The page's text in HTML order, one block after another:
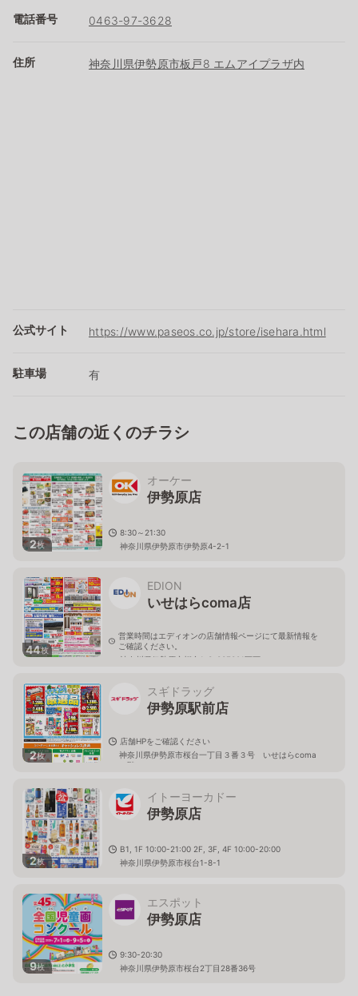
電話番号 0463-97-3628
住所 神奈川県伊勢原市板戸8 エムアイプラザ内
公式サイト https://www.paseos.co.jp/store/isehara.html
駐車場 有
この店舗の近くのチラシ
2枚
オーケー
伊勢原店
8:30～21:30
神奈川県伊勢原市伊勢原4-2-1
44枚
EDION
いせはらcoma店
営業時間はエディオンの店舗情報ページにて最新情報を
ご確認ください。
神奈川県伊勢原市桜台1-3-33F301区画
2枚
スギドラッグ
伊勢原駅前店
店舗HPをご確認ください
神奈川県伊勢原市桜台一丁目３番３号 いせはらcoma
２階
2枚
イトーヨーカドー
伊勢原店
B1, 1F 10:00-21:00 2F, 3F, 4F 10:00-20:00
神奈川県伊勢原市桜台1-8-1
9枚
エスポット
伊勢原店
9:30-20:30
神奈川県伊勢原市桜台2丁目28番36号